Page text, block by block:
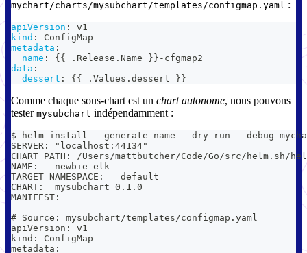
mychart/charts/mysubchart/templates/configmap.yaml :
apiVersion :
v1
kind :
ConfigMap
metadata :
name : { { .Release.Name } } - cfgmap2
data :
dessert : { { .Values.dessert } }
Comme chaque sous-chart est un chart autonome, nous pouvons
tester mysubchart indépendamment :
$ helm install --generate-name --dry-run --debug
SERVER: "localhost:44134"
CHART PATH: /Users/mattbutcher/Code/Go/src/helm.sh/
NAME:   newbie-elk
TARGET NAMESPACE:   default
CHART:  mysubchart 0.1.0
MANIFEST:
---
# Source: mysubchart/templates/configmap.yaml
apiVersion: v1
kind: ConfigMap
metadata: